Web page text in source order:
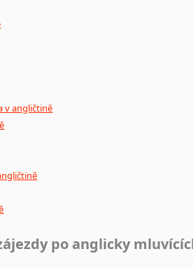
v angličtině
po anglicky